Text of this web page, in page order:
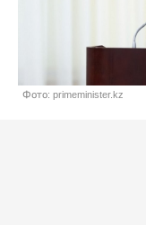
Фото: primeminister.kz